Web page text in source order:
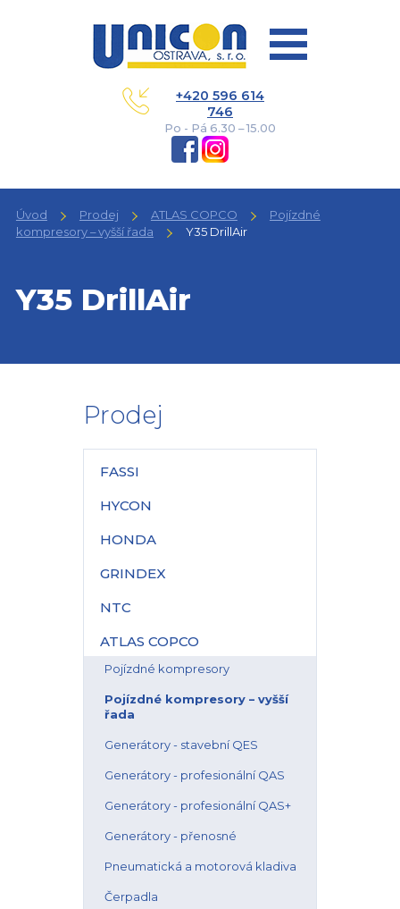
+420 596 614
746
Po - Pá 6.30 – 15.00
Úvod Prodej ATLAS COPCO
Pojízdné
kompresory – vyšší řada
Y35 DrillAir
Y35 DrillAir
Prodej
FASSI
HYCON
HONDA
GRINDEX
NTC
ATLAS COPCO
Pojízdné kompresory
Pojízdné kompresory – vyšší
řada
Generátory - stavební QES
Generátory - profesionální QAS
Generátory - profesionální QAS+
Generátory - přenosné
Pneumatická a motorová kladiva
Čerpadla